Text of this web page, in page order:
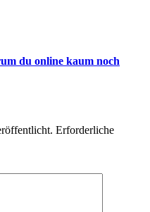
du online kaum noch
Erforderliche